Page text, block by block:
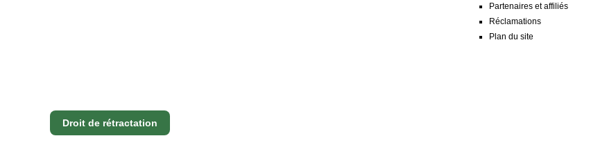
Partenaires et affiliés
Réclamations
Plan du site
Droit de rétractation